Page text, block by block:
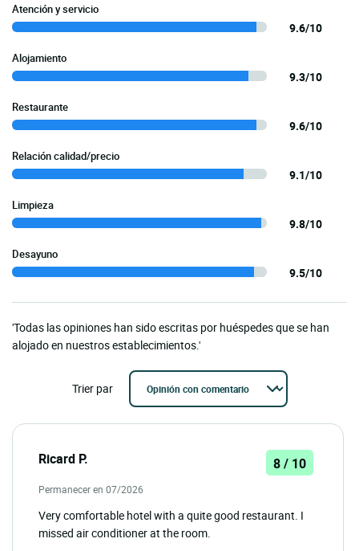
Atención y servicio
9.6/10
Alojamiento
9.3/10
Restaurante
9.6/10
Relación calidad/precio
9.1/10
Limpieza
9.8/10
Desayuno
9.5/10
'Todas las opiniones han sido escritas por huéspedes que se han
alojado en nuestros establecimientos.'
Trier par
Ricard P. 8 / 10
Permanecer en 07/2026
Very comfortable hotel with a quite good restaurant. I
missed air conditioner at the room.